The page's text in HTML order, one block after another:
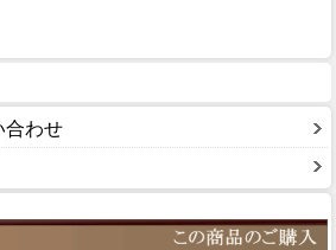
合わせ